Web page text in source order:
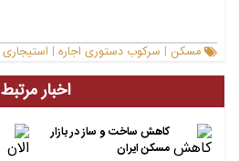
مسکن | سرکوب دستوری اجاره | استیجاری
اخبار مرتبط
کاهش ساخت و ساز در بازار
مسکن ایران